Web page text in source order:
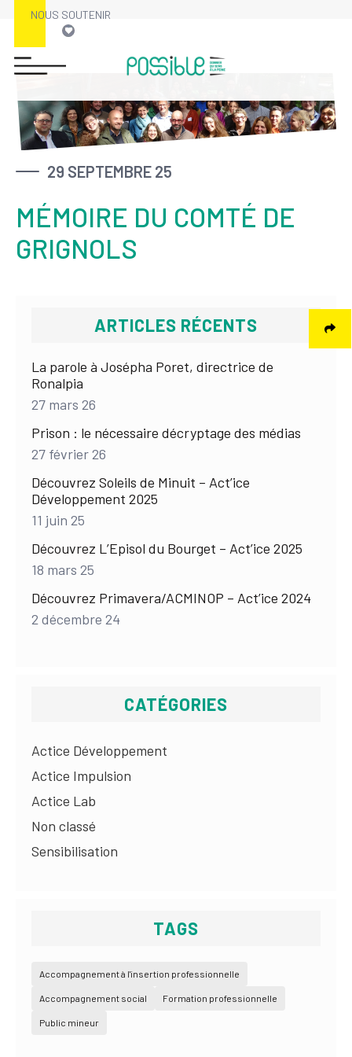
Skip
content
NOUS SOUTENIR
29 SEPTEMBRE 25
MÉMOIRE DU COMTÉ DE
GRIGNOLS
ARTICLES RÉCENTS
La parole à Josépha Poret, directrice de
Ronalpia
27 mars 26
Prison : le nécessaire décryptage des médias
27 février 26
Découvrez Soleils de Minuit – Act’ice
Développement 2025
11 juin 25
Découvrez L’Episol du Bourget – Act’ice 2025
18 mars 25
Découvrez Primavera/ACMINOP – Act’ice 2024
2 décembre 24
CATÉGORIES
Actice Développement
Actice Impulsion
Actice Lab
Non classé
Sensibilisation
TAGS
Accompagnement à l'insertion professionnelle
Accompagnement social Formation professionnelle
Public mineur